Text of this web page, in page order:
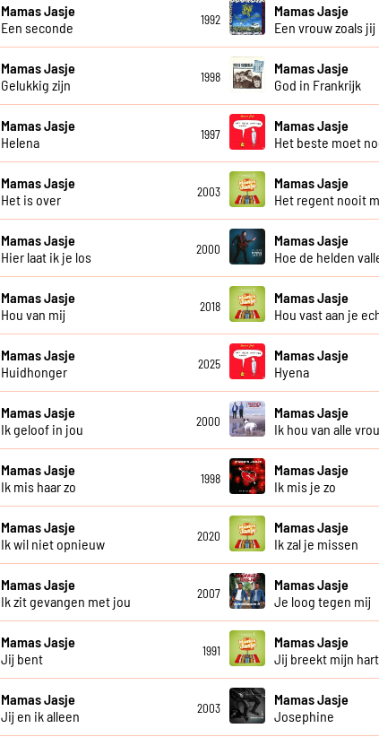
Mamas Jasje
Een seconde
1992
Mamas Jasje
Een vrouw zoals jij
Mamas Jasje
Gelukkig zijn
1998
Mamas Jasje
God in Frankrijk
Mamas Jasje
Helena
1997
Mamas Jasje
Het beste moet
Mamas Jasje
Het is over
2003
Mamas Jasje
Het regent nooit
Mamas Jasje
Hier laat ik je los
2000
Mamas Jasje
Hoe de helden
Mamas Jasje
Hou van mij
2018
Mamas Jasje
Hou vast aan je
Mamas Jasje
Huidhonger
2025
Mamas Jasje
Hyena
Mamas Jasje
Ik geloof in jou
2000
Mamas Jasje
Ik hou van alle
Mamas Jasje
Ik mis haar zo
1998
Mamas Jasje
Ik mis je zo
Mamas Jasje
Ik wil niet opnieuw
2020
Mamas Jasje
Ik zal je missen
Mamas Jasje
Ik zit gevangen met jou
2007
Mamas Jasje
Je loog tegen mij
Mamas Jasje
Jij bent
1991
Mamas Jasje
Jij breekt mijn hart
Mamas Jasje
Jij en ik alleen
2003
Mamas Jasje
Josephine